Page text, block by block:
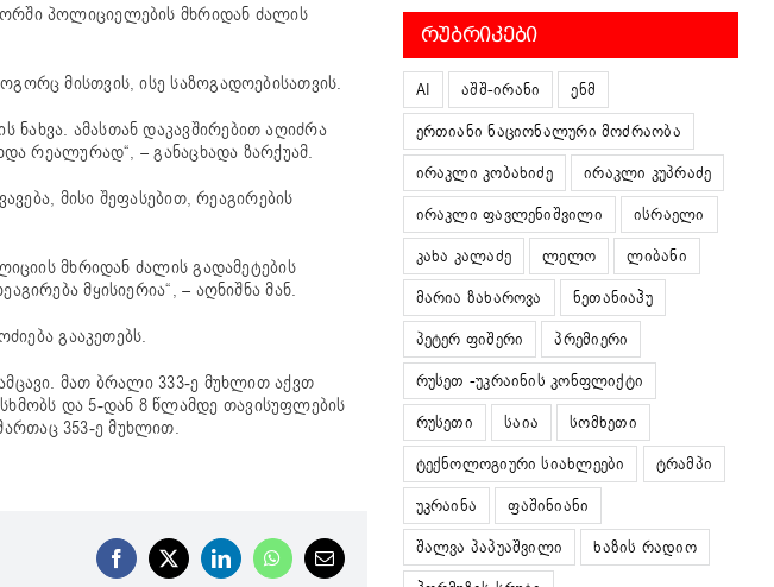
პოლიციელების მხრიდან ძალის
მისთვის, ისე საზოგადოებისათვის.
ამასთან დაკავშირებით აღიძრა
რეალურად“, – განაცხადა ზარქუამ.
მისი შეფასებით, რეაგირების
მხრიდან ძალის გადამეტების
მყისიერია“, – აღნიშნა მან.
გააკეთებს.
მათ ბრალი 333-ე მუხლით აქვთ
და 5-დან 8 წლამდე თავისუფლების
353-ე მუხლით.
Facebook
X LinkedInWhatsApp
Email
ᲠᲣᲑᲠᲘᲙᲔᲑᲘ
AI აშშ-ირანი
ენმ
ერთიანი ნაციონალური მოძრაობა
ირაკლი კობახიძე
ირაკლი კუპრაძე
ირაკლი ფავლენიშვილი
ისრაელი
კახა კალაძე
ლელო
ლიბანი
მარია ზახაროვა
ნეთანიაჰუ
პეტერ ფიშერი
პრემიერი
რუსეთ -უკრაინის კონფლიქტი
რუსეთი
საია
სომხეთი
ტექნოლოგიური სიახლეები
ტრამპი
უკრაინა
ფაშინიანი
შალვა პაპუაშვილი
ხაზის რადიო